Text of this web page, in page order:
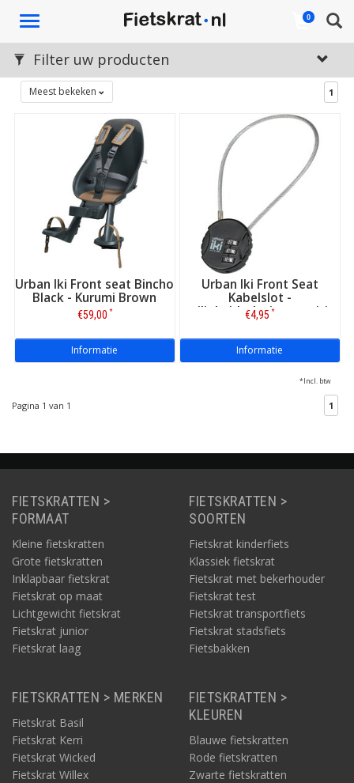
Toggle
0
Filter uw producten
Meest bekeken 1
Urban Iki Front seat Bincho
Black - Kurumi Brown
€59,00 *
Informatie
Urban Iki Front Seat
Kabelslot -
veiligheidsslotje voorzitje
€4,95 *
Informatie
*Incl. btw
Pagina 1 van 1 1
FIETSKRATTEN >
FORMAAT
Kleine fietskratten
Grote fietskratten
Inklapbaar fietskrat
Fietskrat op maat
Lichtgewicht fietskrat
Fietskrat junior
Fietskrat laag
FIETSKRATTEN >
SOORTEN
Fietskrat kinderfiets
Klassiek fietskrat
Fietskrat met bekerhouder
Fietskrat test
Fietskrat transportfiets
Fietskrat stadsfiets
Fietsbakken
FIETSKRATTEN > MERKEN
Fietskrat Basil
Fietskrat Kerri
Fietskrat Wicked
Fietskrat Willex
FIETSKRATTEN >
KLEUREN
Blauwe fietskratten
Rode fietskratten
Zwarte fietskratten